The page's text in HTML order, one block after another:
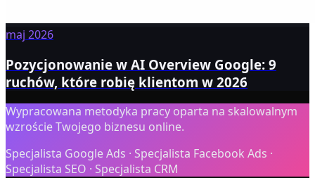
maj 2026
Pozycjonowanie w AI Overview Google: 9
ruchów, które robię klientom w 2026
Wypracowana metodyka pracy oparta na skalowalnym
wzroście Twojego biznesu online.
Specjalista Google Ads · Specjalista Facebook Ads ·
Specjalista SEO · Specjalista CRM